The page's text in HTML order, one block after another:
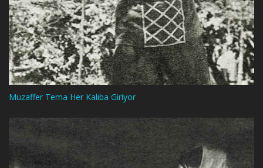
Muzaffer Tema Her Kalıba Giriyor